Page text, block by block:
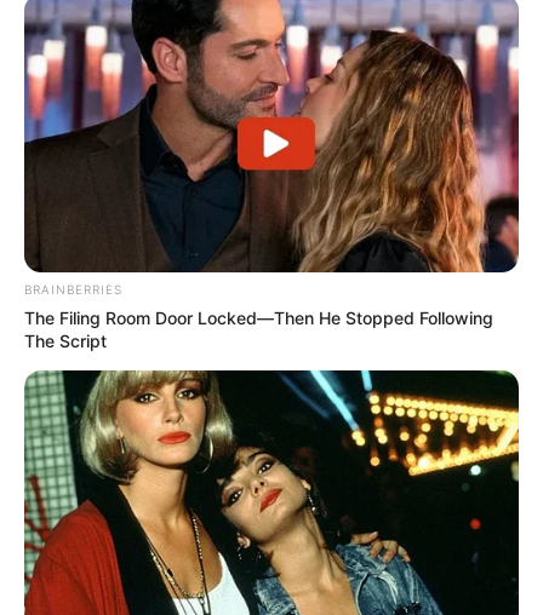
BRAINBERRIES
The Filing Room Door Locked—Then He Stopped Following
The Script